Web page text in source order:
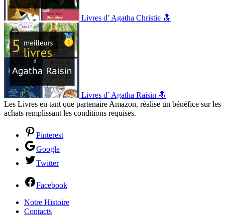
Livres d’ Agatha Christie 🔝
Livres d’ Agatha Raisin 🔝
Les Livres en tant que partenaire Amazon, réalise un bénéfice sur les
achats remplissant les conditions requises.
Pinterest
Google
Twitter
Facebook
Notre Histoire
Contacts